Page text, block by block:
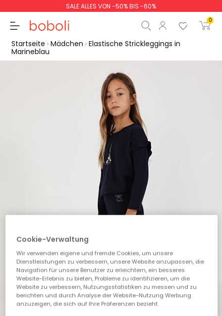
SALE ALLES VON -50% BIS -60%
0
Start der Bestellung
Startseite Mädchen Elastische Strickleggings in
Marineblau
Cookie-Verwaltung
Wir verwenden eigene und fremde Cookies, um unsere
Dienstleistungen zu verbessern, unsere Website anzupassen, die
Navigation für unsere Benutzer zu erleichtern, ein besseres
Website-Erlebnis zu bieten, Probleme zu identifizieren, um die
Website zu verbessern, Nutzungsstatistiken zu messen und zu
berichten und durch Analyse der Website-Nutzung Werbung
anzuzeigen, die sich auf Ihre Präferenzen bezieht.